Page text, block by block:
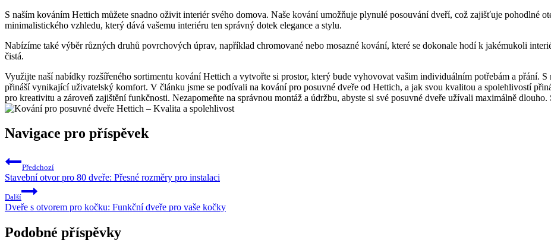
S naším kováním Hettich můžete snadno oživit interiér svého domova. Naše kování umožňuje plynulé posouvání dveří, což zajišťuje pohodlné
minimalistického vzhledu, který dává vašemu interiéru ten správný dotek elegance a stylu.
Nabízíme také výběr různých druhů povrchových úprav, například chromované nebo mosazné kování, které se dokonale hodí k jakémukoli
čistá.
Využijte naší nabídky rozšířeného sortimentu kování Hettich a vytvořte si prostor, který bude vyhovovat vašim individuálním potřebám a přání.
přináší vynikající uživatelský komfort. V článku jsme se podívali na kování pro posuvné dveře od Hettich, a jak svou kvalitou a spolehlivostí
pro kreativitu a zároveň zajištění funkčnosti. Nezapomeňte na správnou montáž a údržbu, abyste si své posuvné dveře užívali maximálně
Navigace pro příspěvek
Předchozí
Stavební otvor pro 80 dveře: Přesné rozměry pro instalaci
Další
Dveře s otvorem pro kočku: Funkční dveře pro vaše kočky
Podobné příspěvky